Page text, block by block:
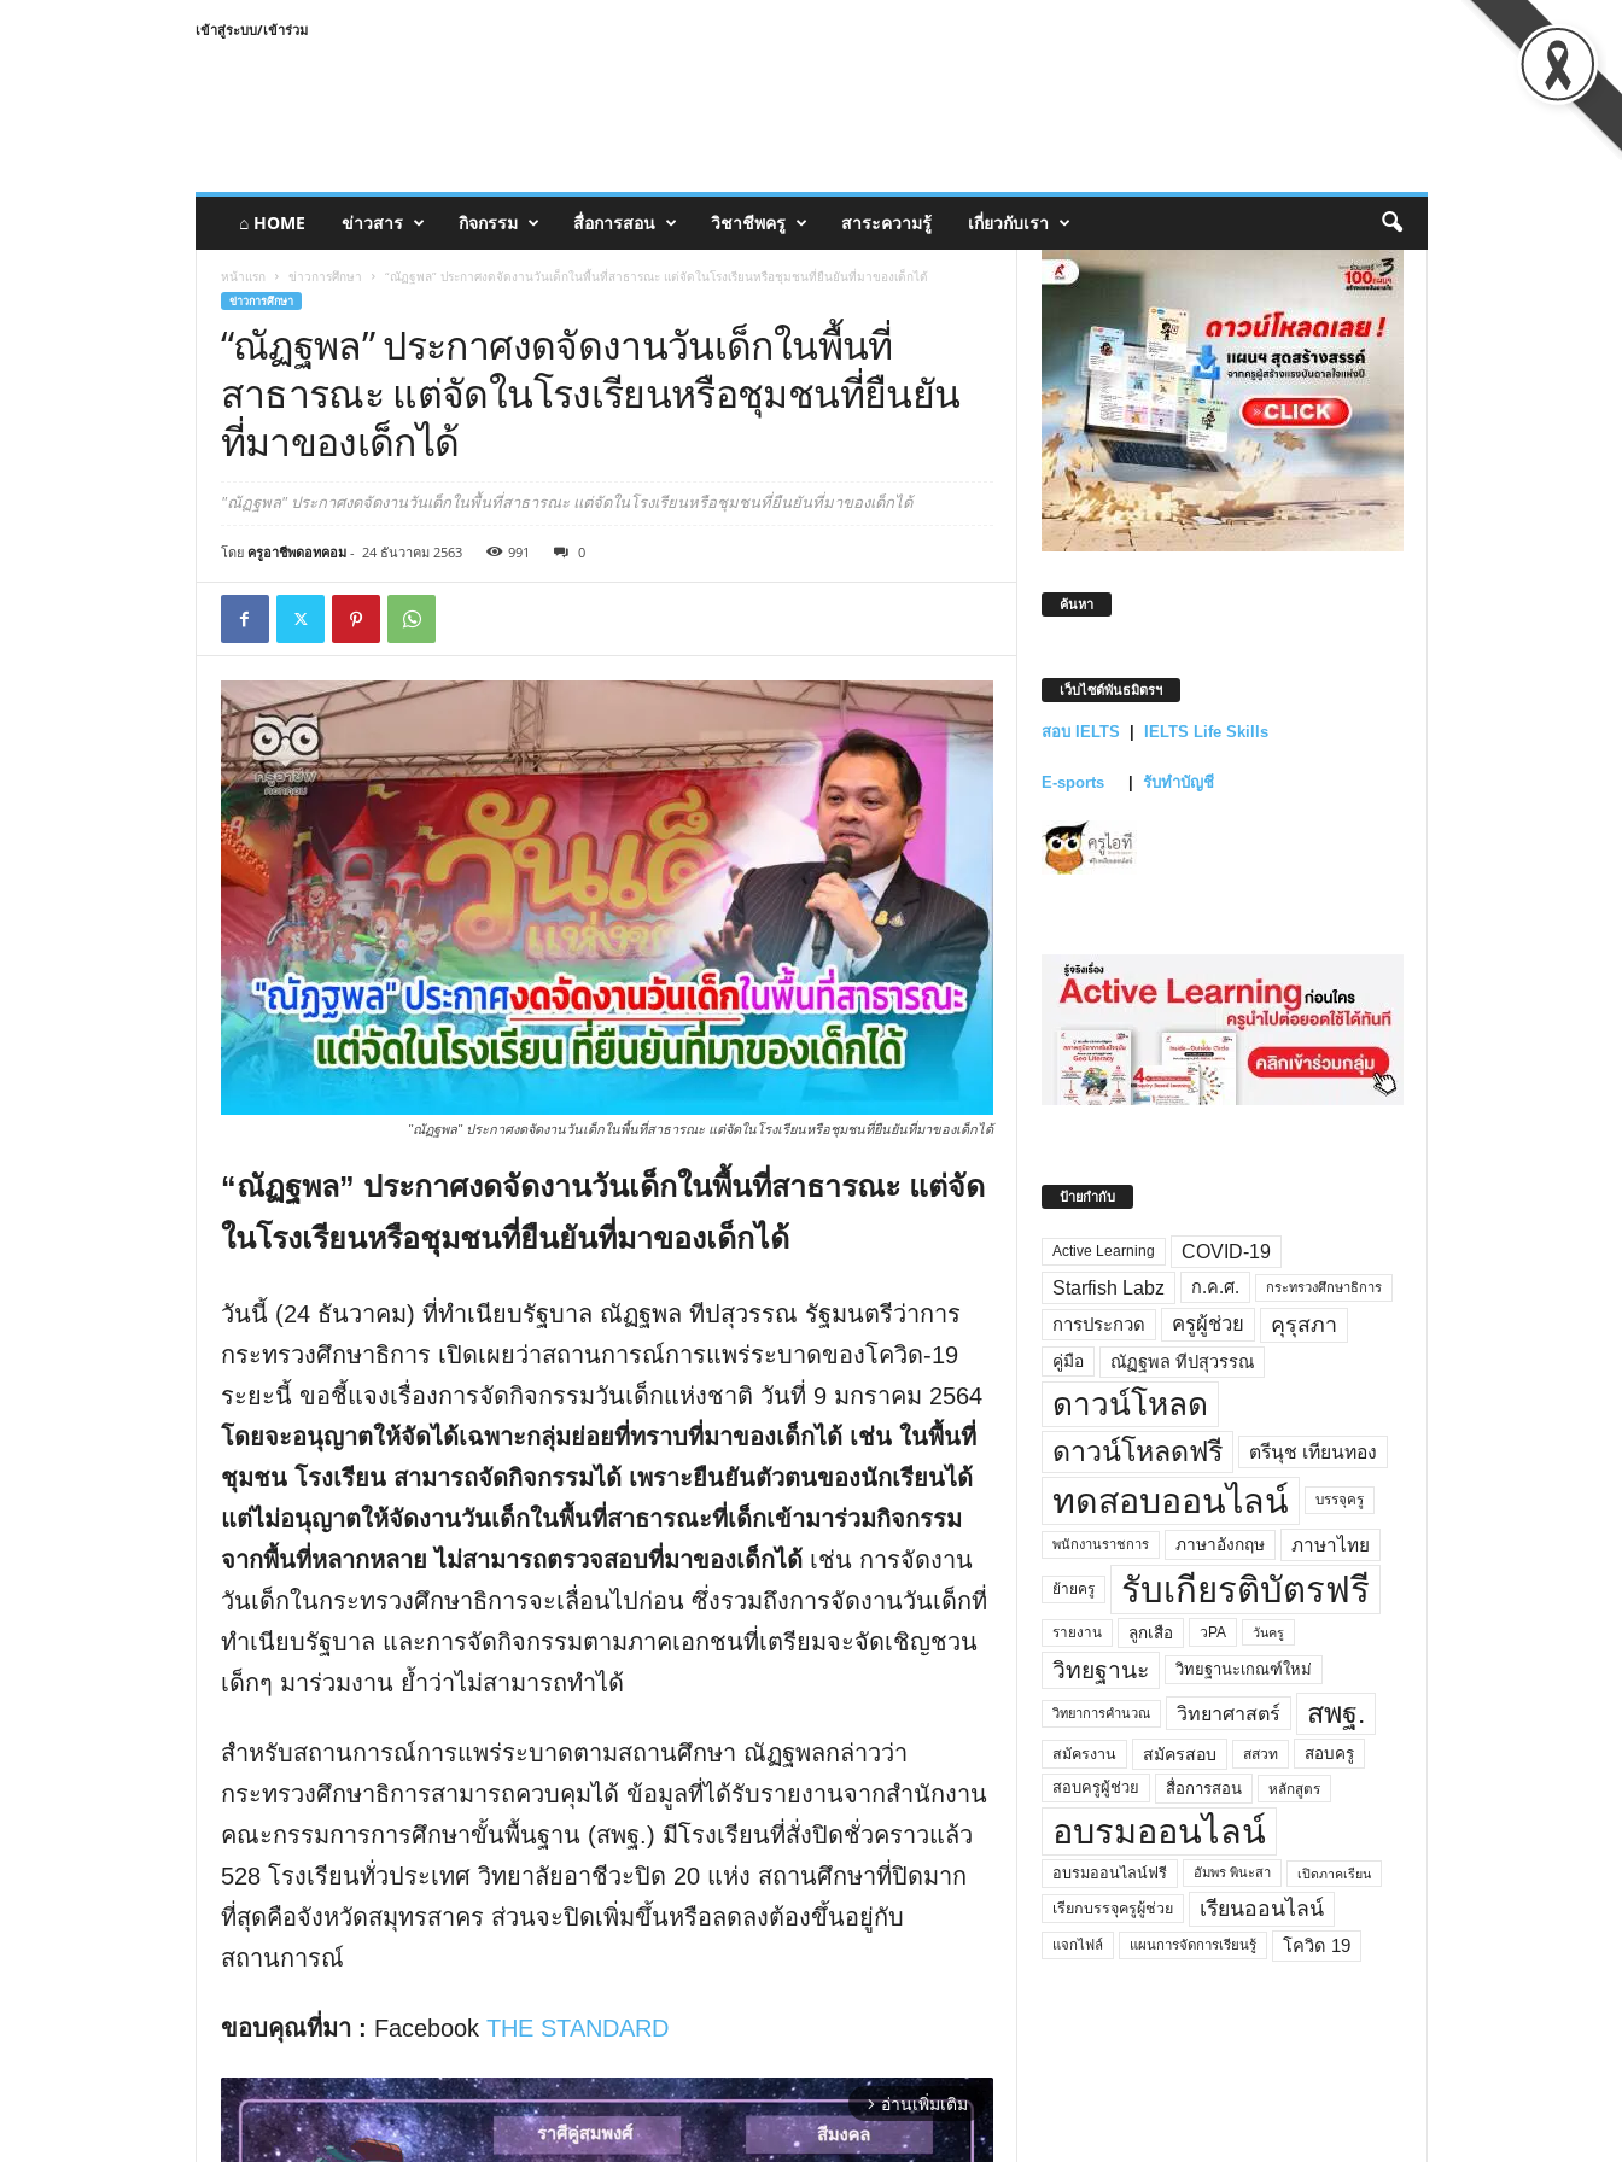
เข้าสู่ระบบ/เข้าร่วม
⌂ HOME ข่าวสาร กิจกรรม สื่อการสอน วิชาชีพครู สาระความรู้ เกี่ยวกับเรา
หน้าแรก ข่าวการศึกษา “ณัฏฐพล” ประกาศงดจัดงานวันเด็กในพื้นที่สาธารณะ แต่จัดในโรงเรียนหรือชุมชนที่ยืนยันที่มาของเด็กได้
ข่าวการศึกษา
“ณัฏฐพล” ประกาศงดจัดงานวันเด็กในพื้นที่
สาธารณะ แต่จัดในโรงเรียนหรือชุมชนที่ยืนยัน
ที่มาของเด็กได้
"ณัฏฐพล" ประกาศงดจัดงานวันเด็กในพื้นที่สาธารณะ แต่จัดในโรงเรียนหรือชุมชนที่ยืนยันที่มาของเด็กได้
โดย ครูอาชีพดอทคอม- 24 ธันวาคม 2563 991 0
"ณัฏฐพล" ประกาศงดจัดงานวันเด็กในพื้นที่สาธารณะ แต่จัดในโรงเรียนหรือชุมชนที่ยืนยันที่มาของเด็กได้
“ณัฏฐพล” ประกาศงดจัดงานวันเด็กในพื้นที่สาธารณะ แต่จัด
ในโรงเรียนหรือชุมชนที่ยืนยันที่มาของเด็กได้
วันนี้ (24 ธันวาคม) ที่ทำเนียบรัฐบาล ณัฏฐพล ทีปสุวรรณ รัฐมนตรีว่าการ
กระทรวงศึกษาธิการ เปิดเผยว่าสถานการณ์การแพร่ระบาดของโควิด-19
ระยะนี้ ขอชี้แจงเรื่องการจัดกิจกรรมวันเด็กแห่งชาติ วันที่ 9 มกราคม 2564
โดยจะอนุญาตให้จัดได้เฉพาะกลุ่มย่อยที่ทราบที่มาของเด็กได้ เช่น ในพื้นที่
ชุมชน โรงเรียน สามารถจัดกิจกรรมได้ เพราะยืนยันตัวตนของนักเรียนได้
แต่ไม่อนุญาตให้จัดงานวันเด็กในพื้นที่สาธารณะที่เด็กเข้ามาร่วมกิจกรรม
จากพื้นที่หลากหลาย ไม่สามารถตรวจสอบที่มาของเด็กได้เช่น การจัดงาน
วันเด็กในกระทรวงศึกษาธิการจะเลื่อนไปก่อน ซึ่งรวมถึงการจัดงานวันเด็กที่
ทำเนียบรัฐบาล และการจัดกิจกรรมตามภาคเอกชนที่เตรียมจะจัดเชิญชวน
เด็กๆ มาร่วมงาน ย้ำว่าไม่สามารถทำได้
สำหรับสถานการณ์การแพร่ระบาดตามสถานศึกษา ณัฏฐพลกล่าวว่า
กระทรวงศึกษาธิการสามารถควบคุมได้ ข้อมูลที่ได้รับรายงานจากสำนักงาน
คณะกรรมการการศึกษาขั้นพื้นฐาน (สพฐ.) มีโรงเรียนที่สั่งปิดชั่วคราวแล้ว
528 โรงเรียนทั่วประเทศ วิทยาลัยอาชีวะปิด 20 แห่ง สถานศึกษาที่ปิดมาก
ที่สุดคือจังหวัดสมุทรสาคร ส่วนจะปิดเพิ่มขึ้นหรือลดลงต้องขึ้นอยู่กับ
สถานการณ์
ขอบคุณที่มา : Facebook THE STANDARD
arrow_forward_ios อ่านเพิ่มเติม
ค้นหา
เว็บไซต์พันธมิตรฯ
สอบ IELTS IELTS Life Skills
E-sports รับทำบัญชี
ป้ายกำกับ
Active Learning
COVID-19
Starfish Labz
ก.ค.ศ. กระทรวงศึกษาธิการ
การประกวด ครูผู้ช่วย คุรุสภา
คู่มือ ณัฏฐพล ทีปสุวรรณ
ดาวน์โหลด
ดาวน์โหลดฟรี ตรีนุช เทียนทอง
ทดสอบออนไลน์ บรรจุครู
พนักงานราชการ ภาษาอังกฤษ ภาษาไทย
ย้ายครู รับเกียรติบัตรฟรี
รายงาน ลูกเสือ วPA วันครู
วิทยฐานะ วิทยฐานะเกณฑ์ใหม่
วิทยาการคำนวณ วิทยาศาสตร์ สพฐ.
สมัครงาน สมัครสอบ สสวท
สอบครู
สอบครูผู้ช่วย
สื่อการสอน หลักสูตร
อบรมออนไลน์
อบรมออนไลน์ฟรี อัมพร พินะสา เปิดภาคเรียน
เรียกบรรจุครูผู้ช่วย เรียนออนไลน์
แจกไฟล์ แผนการจัดการเรียนรู้ โควิด 19